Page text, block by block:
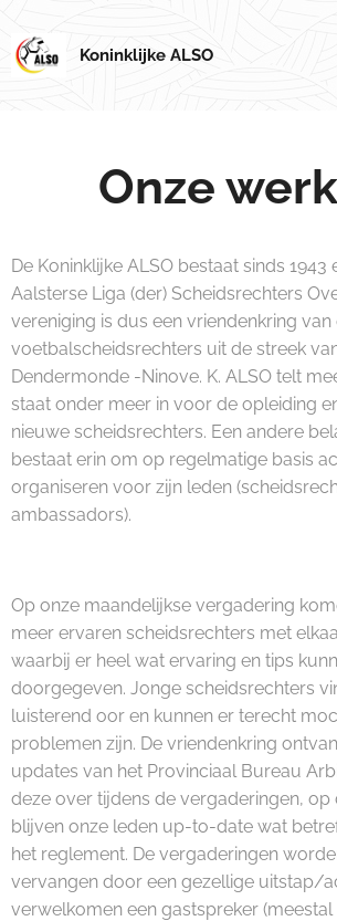
Koninklijke ALSO
Onze
De Koninklijke ALSO bestaat sinds 1943
Aalsterse Liga (der) Scheidsrechters
vereniging is dus een vriendenkring
voetbalscheidsrechters uit de streek
Dendermonde -Ninove. K. ALSO telt
staat onder meer in voor de opleiding
nieuwe scheidsrechters. Een andere
bestaat erin om op regelmatige basis
organiseren voor zijn leden
ambassadors).
Op onze maandelijkse vergadering
meer ervaren scheidsrechters met
waarbij er heel wat ervaring en tips
doorgegeven. Jonge scheidsrechters
luisterend oor en kunnen er terecht
problemen zijn. De vriendenkring
updates van het Provinciaal Bureau
deze over tijdens de vergaderingen, op
blijven onze leden up-to-date wat
het reglement. De vergaderingen
vervangen door een gezellige uitstap/
verwelkomen een gastspreker (meestal